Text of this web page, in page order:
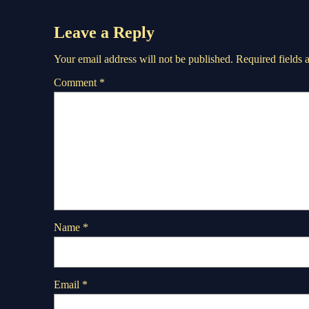
Leave a Reply
Your email address will not be published. Required fields
Comment *
Name *
Email *